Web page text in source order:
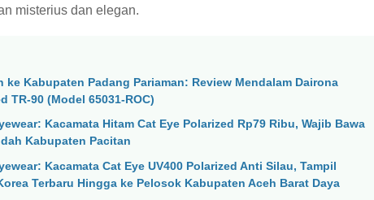
misterius dan elegan.
ke Kabupaten Padang Pariaman: Review Mendalam Dairona
TR-90 (Model 65031-ROC)
Kacamata Hitam Cat Eye Polarized Rp79 Ribu, Wajib Bawa
Kabupaten Pacitan
Kacamata Cat Eye UV400 Polarized Anti Silau, Tampil
Terbaru Hingga ke Pelosok Kabupaten Aceh Barat Daya